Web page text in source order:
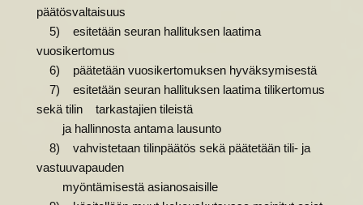
päätösvaltaisuus
5) esitetään seuran hallituksen laatima
vuosikertomus
6) päätetään vuosikertomuksen hyväksymisestä
7) esitetään seuran hallituksen laatima tilikertomus
sekä tilin tarkastajien tileistä
ja hallinnosta antama lausunto
8) vahvistetaan tilinpäätös sekä päätetään tili- ja
vastuuvapauden
myöntämisestä asianosaisille